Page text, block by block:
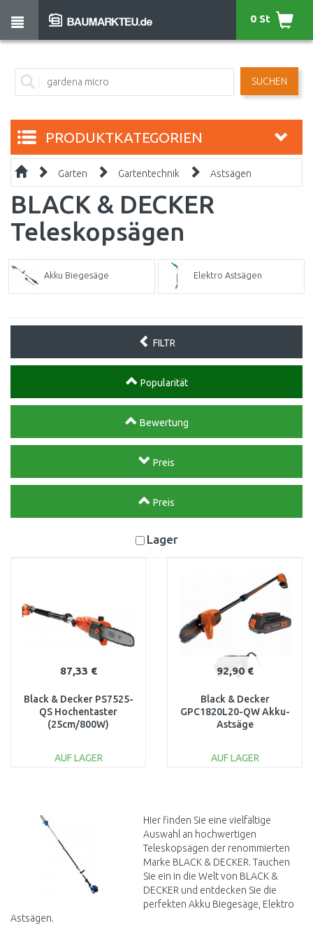
SUCHEN
0 St
PRODUKTKATEGORIEN
Garten Gartentechnik Astsägen
BLACK & DECKER
Teleskopsägen
Akku Biegesäge Elektro Astsägen
FILTR
Popularität
Bewertung
Preis
Preis
Lager
87,33 €
Black & Decker PS7525-
QS Hochentaster
(25cm/800W)
AUF LAGER
92,90 €
Black & Decker
GPC1820L20-QW Akku-
Astsäge
AUF LAGER
Vergleichen
Hier finden Sie eine vielfältige
Auswahl an hochwertigen
Teleskopsägen der renommierten
Marke BLACK & DECKER. Tauchen
Sie ein in die Welt von BLACK &
DECKER und entdecken Sie die
perfekten Akku Biegesäge, Elektro
Astsägen.